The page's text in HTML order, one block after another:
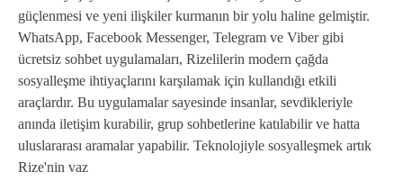
güçlenmesi ve yeni ilişkiler kurmanın bir yolu haline gelmiştir.
WhatsApp, Facebook Messenger, Telegram ve Viber gibi
ücretsiz sohbet uygulamaları, Rizelilerin modern çağda
sosyalleşme ihtiyaçlarını karşılamak için kullandığı etkili
araçlardır. Bu uygulamalar sayesinde insanlar, sevdikleriyle
anında iletişim kurabilir, grup sohbetlerine katılabilir ve hatta
uluslararası aramalar yapabilir. Teknolojiyle sosyalleşmek artık
Rize'nin vaz